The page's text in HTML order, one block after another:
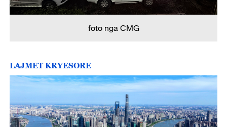
foto nga CMG
LAJMET KRYESORE